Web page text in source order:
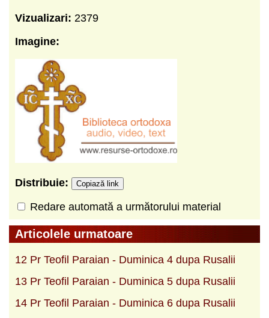
Vizualizari: 2379
Imagine:
Distribuie: Copiază link
Redare automată a următorului material
Articolele urmatoare
12 Pr Teofil Paraian - Duminica 4 dupa Rusalii
13 Pr Teofil Paraian - Duminica 5 dupa Rusalii
14 Pr Teofil Paraian - Duminica 6 dupa Rusalii